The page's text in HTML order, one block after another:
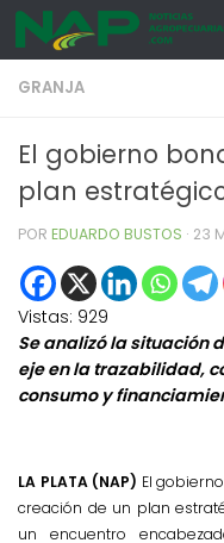
Skip to content
GRANJA
El gobierno
plan
POR EDUARDO BUSTOS · 23
Vistas: 929
Se analizó la situación
eje en la trazabilidad,
consumo y
LA PLATA (NAP) El gobierno
creación de un plan
un encuentro